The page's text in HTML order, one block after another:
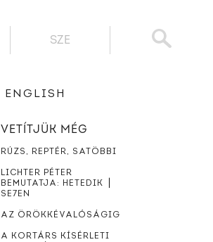
SZE
ENGLISH
VETÍTJÜK MÉG
RÚZS, REPTÉR, SATÖBBI
LICHTER PÉTER
BEMUTATJA: HETEDIK ⎪
SE7EN
AZ ÖRÖKKÉVALÓSÁGIG
A KORTÁRS KÍSÉRLETI